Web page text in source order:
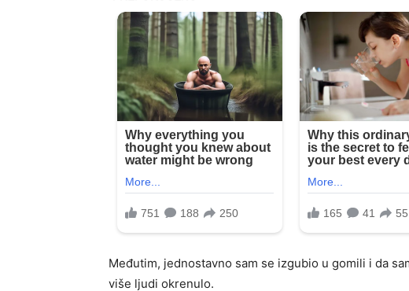
Međutim, jednostavno sam se izgubio u gomili i da
više ljudi okrenulo.